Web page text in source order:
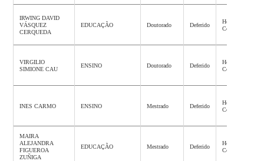
IRWING DAVID
VÁSQUEZ
CERQUEDA
EDUCAÇÃO Doutorado Deferido
Homologação
Concluída
VIRGILIO
SIMIONE CAU
ENSINO Doutorado Deferido
Homologação
Concluída
INES CARMO ENSINO Mestrado Deferido
Homologação
Concluída
MAIRA
ALEJANDRA
FIGUEROA
ZUÑIGA
EDUCAÇÃO Mestrado Deferido
Homologação
Concluída